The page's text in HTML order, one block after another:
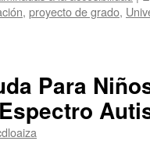
, proyecto de grado,
Para